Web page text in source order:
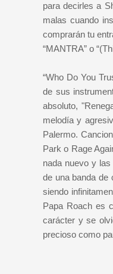
para decirles a
malas cuando
comprarán tu
“MANTRA” o
“Who Do You
de sus
absoluto,
melodía y
Palermo.
Park o Rage
nada nuevo y las
de una banda de
siendo
Papa Roach es
carácter y se
precioso como